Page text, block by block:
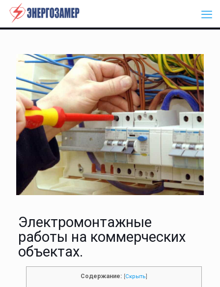
Электромонтажные
работы на коммерческих
объектах.
Содержание: [Скрыть]